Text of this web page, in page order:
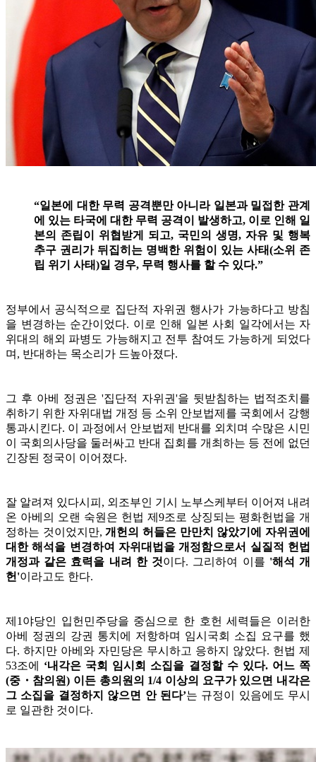
“일본에 대한 무력 공격뿐만 아니라 일본과 밀접한 관계
에 있는 타국에 대한 무력 공격이 발생하고, 이로 인해 일
본의 존립이 위협받게 되고, 국민의 생명, 자유 및 행복
추구 권리가 뒤집히는 명백한 위험이 있는 사태(소위 존
립 위기 사태)일 경우, 무력 행사를 할 수 있다.”
정부에서 공식적으로 집단적 자위권 행사가 가능하다고 방침
을 변경하는 순간이었다. 이로 인해 일본 사회 일각에서는 자
위대의 해외 파병도 가능해지고 전투 참여도 가능하게 되었다
며, 반대하는 목소리가 드높아졌다.
그 후 아베 정권은 '집단적 자위권'을 뒷받침하는 법적조치를
취하기 위한 자위대법 개정 등 소위 안보법제를 국회에서 강행
통과시킨다. 이 과정에서 안보법제 반대를 외치며 수많은 시민
이 국회의사당을 둘러싸고 반대 집회를 개최하는 등 전에 없던
긴장된 정국이 이어졌다.
잘 알려져 있다시피, 외조부인 기시 노부스케부터 이어져 내려
온 아베의 오랜 숙원은 헌법 제9조로 상징되는 평화헌법을 개
정하는 것이었지만,개헌의 허들은 만만치 않았기에 자위권에
대한 해석을 변경하여 자위대법을 개정함으로서 실질적 헌법
개정과 같은 효력을 내려 한 것이다. 그리하여 이를 '해석 개
헌'이라고도 한다.
제1야당인 입헌민주당을 중심으로 한 호헌 세력들은 이러한
아베 정권의 강권 통치에 저항하며 임시국회 소집 요구를 했
다. 하지만 아베와 자민당은 무시하고 응하지 않았다. 헌법 제
53조에
‘내각은 국회 임시회 소집을 결정할 수 있다. 어느 쪽
(중・참의원) 이든 총의원의 1/4 이상의 요구가 있으면 내각은
그 소집을 결정하지 않으면 안 된다’는 규정이 있음에도 무시
로 일관한 것이다.